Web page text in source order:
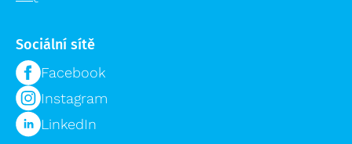
Regálové systémy
Modulární organizační vozík MPO
Příslušenství žebříků výprodej
Lešení výprodej
Sociální sítě
Facebook
Instagram
LinkedIn